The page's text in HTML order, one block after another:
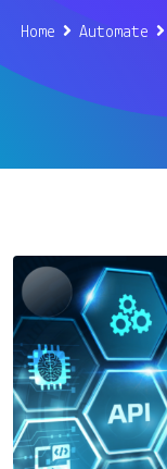
Home Automate